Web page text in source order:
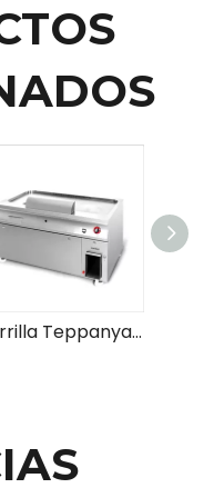
Parrilla Teppanyaki eléctrica rectangular de estilo japonés